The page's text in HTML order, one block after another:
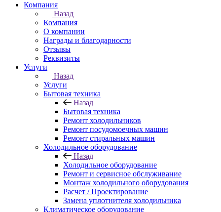
Компания
Назад
Компания
О компании
Награды и благодарности
Отзывы
Реквизиты
Услуги
Назад
Услуги
Бытовая техника
Назад
Бытовая техника
Ремонт холодильников
Ремонт посудомоечных машин
Ремонт стиральных машин
Холодильное оборудование
Назад
Холодильное оборудование
Ремонт и сервисное обслуживание
Монтаж холодильного оборудования
Расчет / Проектирование
Замена уплотнителя холодильника
Климатическое оборудование